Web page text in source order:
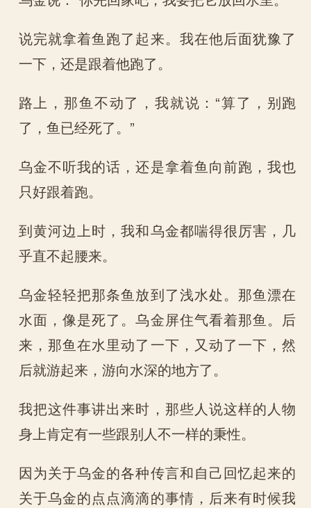
说完就拿着鱼跑了起来。我在他后面犹豫了
一下，还是跟着他跑了。
路上，那鱼不动了，我就说：“算了，别跑
了，鱼已经死了。”
乌金不听我的话，还是拿着鱼向前跑，我也
只好跟着跑。
到黄河边上时，我和乌金都喘得很厉害，几
乎直不起腰来。
乌金轻轻把那条鱼放到了浅水处。那鱼漂在
水面，像是死了。乌金屏住气看着那鱼。后
来，那鱼在水里动了一下，又动了一下，然
后就游起来，游向水深的地方了。
我把这件事讲出来时，那些人说这样的人物
身上肯定有一些跟别人不一样的秉性。
因为关于乌金的各种传言和自己回忆起来的
关于乌金的点点滴滴的事情，后来有时候我